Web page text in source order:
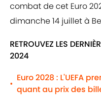
combat de cet Euro
dimanche 14 juillet à
RETROUVEZ LES
2024
•
Euro 2028 : L'UEFA
quant au prix des